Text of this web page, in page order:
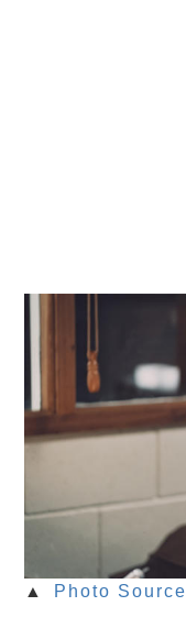
▲ Photo Source